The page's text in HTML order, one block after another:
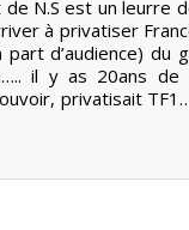
de N.S est un leurre
à privatiser
part d’audience) du
il y as 20ans de
privatisait